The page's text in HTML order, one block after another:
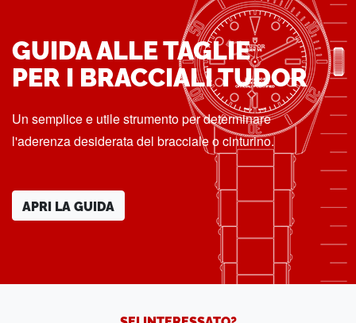
GUIDA ALLE TAGLIE
PER I BRACCIALI TUDOR
Un semplice e utile strumento per determinare
l'aderenza desiderata del bracciale o cinturino.
APRI LA GUIDA